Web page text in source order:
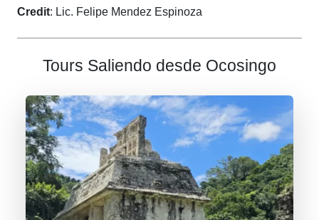
Credit: Lic. Felipe Mendez Espinoza
Tours Saliendo desde Ocosingo